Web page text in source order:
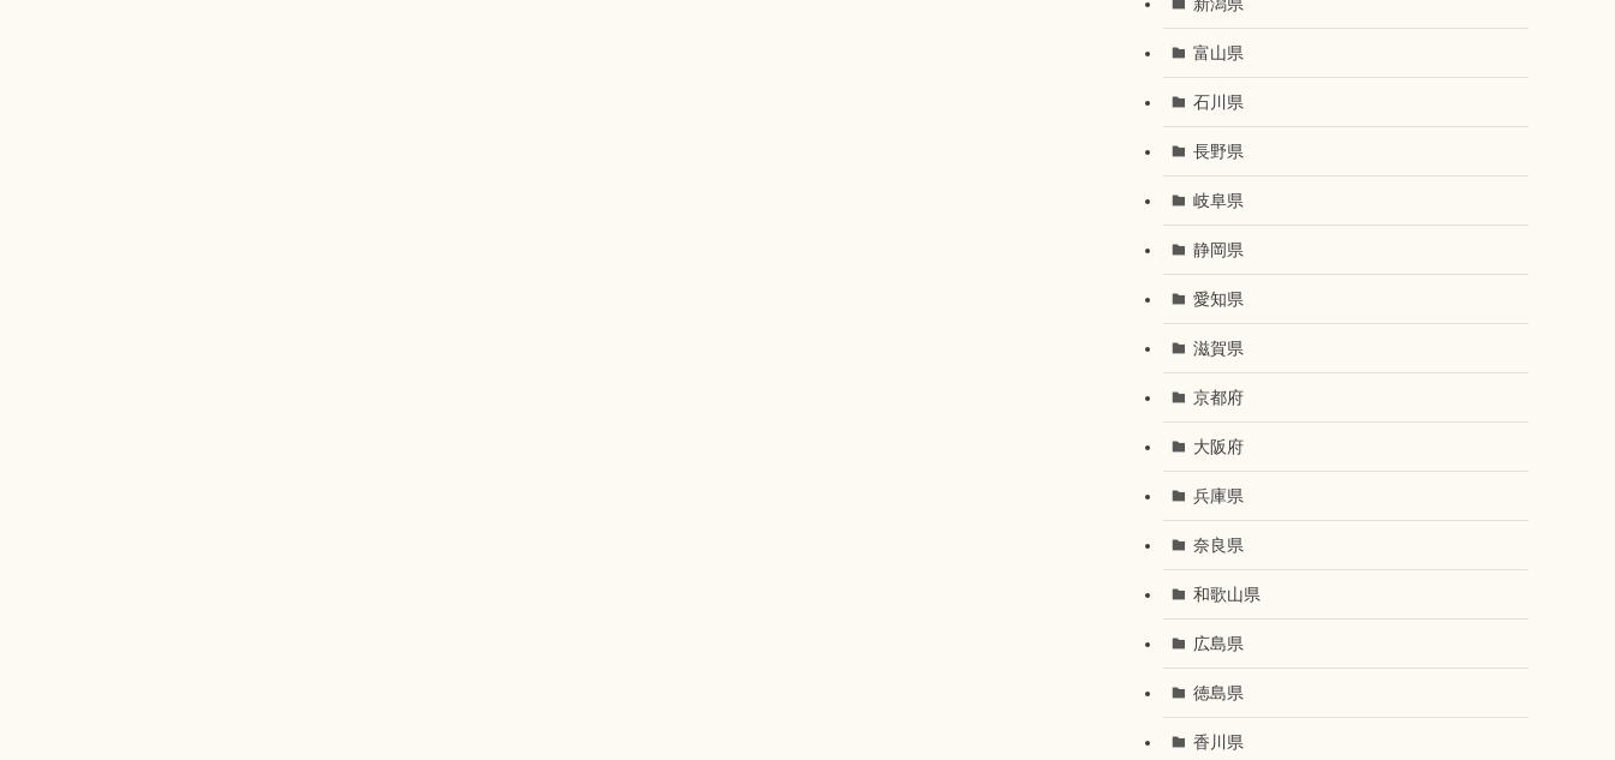
富山県
石川県
長野県
岐阜県
静岡県
愛知県
滋賀県
京都府
大阪府
兵庫県
奈良県
和歌山県
広島県
徳島県
香川県